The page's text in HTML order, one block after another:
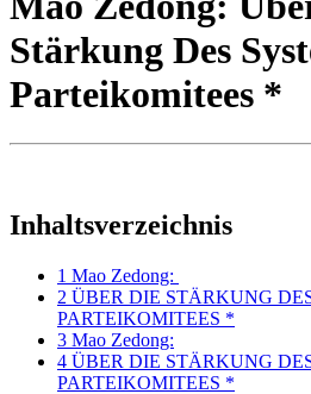
Stärkung Des
Parteikomitees *
Inhaltsverzeichnis
1 Mao Zedong:
2 ÜBER DIE STÄRKUNG
PARTEIKOMITEES *
3 Mao Zedong:
4 ÜBER DIE STÄRKUNG
PARTEIKOMITEES *